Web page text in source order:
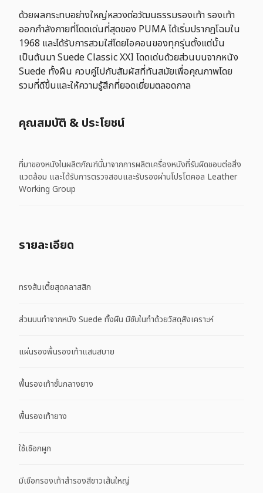
ด้วยผลกระทบอย่างใหญ่หลวงต่อวัฒนธรรมรองเท้า รองเท้า
ออกกำลังกายที่โดดเด่นที่สุดของ PUMA ได้เริ่มปรากฎโฉมใน
1968 และได้รับการสวมใส่โดยไอคอนของทุกรุ่นตั้งแต่นั้น
เป็นต้นมา Suede Classic XXI โดดเด่นด้วยส่วนบนจากหนัง
Suede ทั้งผืน ควบคู่ไปกับสัมผัสที่ทันสมัยเพื่อคุณภาพโดย
รวมที่ดีขึ้นและให้ความรู้สึกที่ยอดเยี่ยมตลอดกาล
คุณสมบัติ & ประโยชน์
ที่มาของหนังในผลิตภัณฑ์นี้มาจากการผลิตเครื่องหนังที่รับผิดชอบต่อสิ่ง
แวดล้อม และได้รับการตรวจสอบและรับรองผ่านโปรโตคอล Leather
Working Group
รายละเอียด
ทรงส้นเตี้ยสุดคลาสสิก
ส่วนบนทำจากหนัง Suede ทั้งผืน มีซับในทำด้วยวัสดุสังเคราะห์
แผ่นรองพื้นรองเท้าแสนสบาย
พื้นรองเท้าชั้นกลางยาง
พื้นรองเท้ายาง
ใช้เชือกผูก
มีเชือกรองเท้าสำรองสีขาวเส้นใหญ่